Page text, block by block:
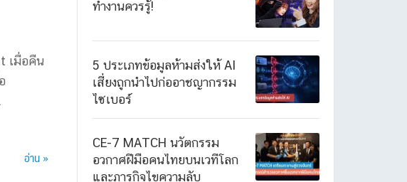
เมื่อคืน
อ่าน »
ทำงานควรรู้!
5 ประเภทข้อมูลห้ามส่งให้ AI
เสี่ยงถูกนำไปก่ออาชญากรรม
ไซเบอร์
CE-7 MATCH นวัตกรรม
อวกาศฝีมือคนไทยบนเวทีโลก
และภารกิจไขความลับ